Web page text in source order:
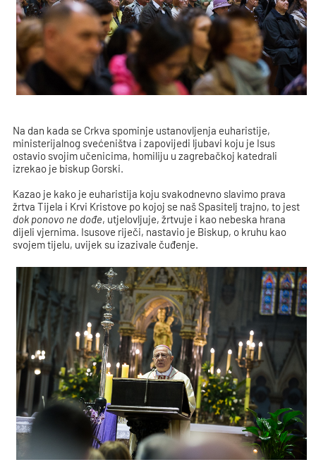
Na dan kada se Crkva spominje ustanovljenja euharistije,
ministerijalnog svećeništva i zapovijedi ljubavi koju je Isus
ostavio svojim učenicima, homiliju u zagrebačkoj katedrali
izrekao je biskup Gorski.
Kazao je kako je euharistija koju svakodnevno slavimo prava
žrtva Tijela i Krvi Kristove po kojoj se naš Spasitelj trajno, to jest
dok ponovo ne dođe, utjelovljuje, žrtvuje i kao nebeska hrana
dijeli vjernima. Isusove riječi, nastavio je Biskup, o kruhu kao
svojem tijelu, uvijek su izazivale čuđenje.